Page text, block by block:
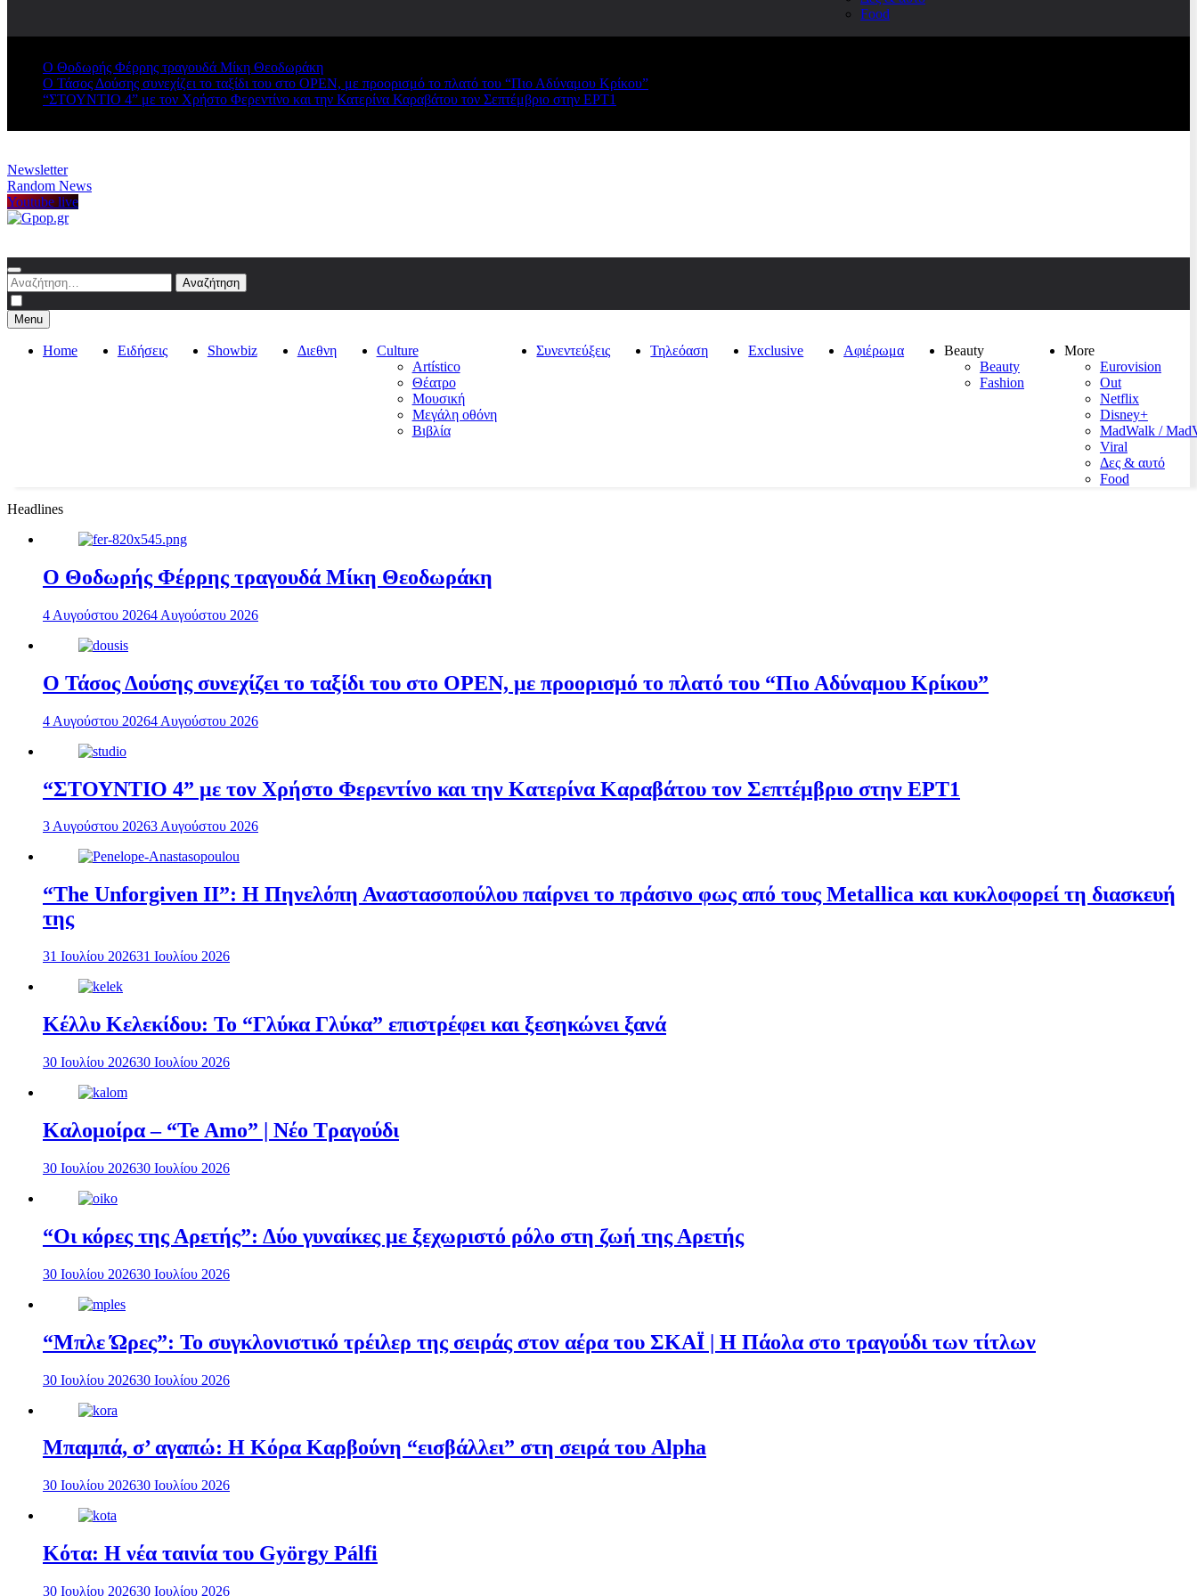
Food
Ο Θοδωρής Φέρρης τραγουδά Μίκη Θεοδωράκη
Ο Τάσος Δούσης συνεχίζει το ταξίδι του στο OPEN, με προορισμό το πλατό του “Πιο Αδύναμου Κρίκου”
“ΣΤΟΥΝΤΙΟ 4” με τον Χρήστο Φερεντίνο και την Κατερίνα Καραβάτου τον Σεπτέμβριο στην ΕΡΤ1
Newsletter
Random News
Youtube live
Αναζήτηση
για:
Menu
Home Ειδήσεις Showbiz Διεθνη
Culture
Artístico
Θέατρο
Μουσική
Μεγάλη οθόνη
Βιβλία
Συνεντεύξεις Τηλεόαση Exclusive Αφιέρωμα
Beauty
Beauty
Fashion
More
Eurovision
Out
Netflix
Disney+
MadWalk /
Viral
Δες & αυτό
Food
Headlines
Ο Θοδωρής Φέρρης τραγουδά Μίκη Θεοδωράκη
4 Αυγούστου 20264 Αυγούστου 2026
Ο Τάσος Δούσης συνεχίζει το ταξίδι του στο OPEN, με προορισμό το πλατό του “Πιο Αδύναμου Κρίκου”
4 Αυγούστου 20264 Αυγούστου 2026
“ΣΤΟΥΝΤΙΟ 4” με τον Χρήστο Φερεντίνο και την Κατερίνα Καραβάτου τον Σεπτέμβριο στην ΕΡΤ1
3 Αυγούστου 20263 Αυγούστου 2026
“The Unforgiven II”: Η Πηνελόπη Αναστασοπούλου παίρνει το πράσινο φως από τους Metallica και κυκλοφορεί τη διασκευή
της
31 Ιουλίου 202631 Ιουλίου 2026
Κέλλυ Κελεκίδου: Το “Γλύκα Γλύκα” επιστρέφει και ξεσηκώνει ξανά
30 Ιουλίου 202630 Ιουλίου 2026
Καλομοίρα – “Te Amo” | Νέο Τραγούδι
30 Ιουλίου 202630 Ιουλίου 2026
“Οι κόρες της Αρετής”: Δύο γυναίκες με ξεχωριστό ρόλο στη ζωή της Αρετής
30 Ιουλίου 202630 Ιουλίου 2026
“Μπλε Ώρες”: Το συγκλονιστικό τρέιλερ της σειράς στον αέρα του ΣΚΑΪ | Η Πάολα στο τραγούδι των τίτλων
30 Ιουλίου 202630 Ιουλίου 2026
Μπαμπά, σ’ αγαπώ: Η Κόρα Καρβούνη “εισβάλλει” στη σειρά του Alpha
30 Ιουλίου 202630 Ιουλίου 2026
Κότα: Η νέα ταινία του György Pálfi
30 Ιουλίου 202630 Ιουλίου 2026